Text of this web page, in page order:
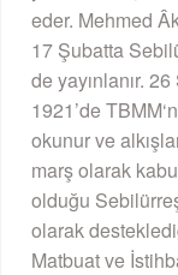
eder. Mehmed
17 Şubatta
de yayınlanır.
1921’de
okunur ve
marş olarak
olduğu
olarak
Matbuat ve